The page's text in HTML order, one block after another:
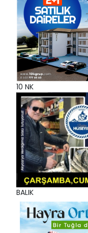
10 NK
BALIK